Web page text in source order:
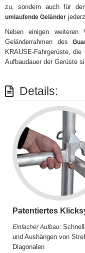
zu, sondern auch für
umlaufende Geländer
Neben einigen weiteren
Geländerrahmen des
KRAUSE-Fahrgerüste, die
Aufbaudauer der Gerüste
Details:
Patentiertes
Einfacher Aufbau:
und Aushängen von
Diagonalen